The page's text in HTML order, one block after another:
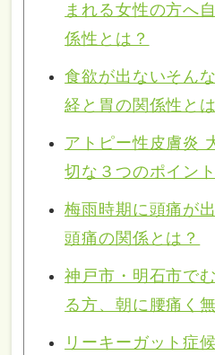
まれる女性の方へ
係性とは？
食欲が出ないそん
経と胃の関係性と
アトピー性皮膚炎
切な３つのポイント
梅雨時期に頭痛が
頭痛の関係とは？
神戸市・明石市で
る方、朝に腰痛く
リーキーガット症